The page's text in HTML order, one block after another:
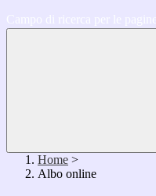
Home >
Albo online